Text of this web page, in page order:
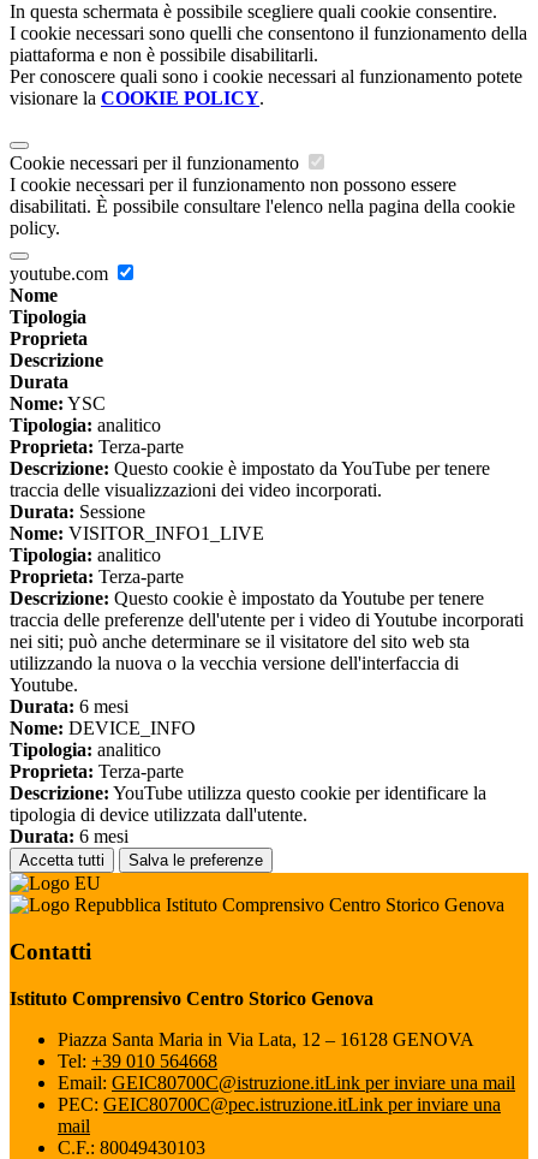
In questa schermata è possibile scegliere quali cookie consentire.
I cookie necessari sono quelli che consentono il funzionamento della
piattaforma e non è possibile disabilitarli.
Per conoscere quali sono i cookie necessari al funzionamento potete
visionare la COOKIE POLICY.
Cookie necessari per il funzionamento
I cookie necessari per il funzionamento non possono essere
disabilitati. È possibile consultare l'elenco nella pagina della cookie
policy.
youtube.com
Nome
Tipologia
Proprieta
Descrizione
Durata
Nome: YSC
Tipologia: analitico
Proprieta: Terza-parte
Descrizione: Questo cookie è impostato da YouTube per tenere
traccia delle visualizzazioni dei video incorporati.
Durata: Sessione
Nome: VISITOR_INFO1_LIVE
Tipologia: analitico
Proprieta: Terza-parte
Descrizione: Questo cookie è impostato da Youtube per tenere
traccia delle preferenze dell'utente per i video di Youtube incorporati
nei siti; può anche determinare se il visitatore del sito web sta
utilizzando la nuova o la vecchia versione dell'interfaccia di
Youtube.
Durata: 6 mesi
Nome: DEVICE_INFO
Tipologia: analitico
Proprieta: Terza-parte
Descrizione: YouTube utilizza questo cookie per identificare la
tipologia di device utilizzata dall'utente.
Durata: 6 mesi
Accetta tutti Salva le preferenze
Istituto Comprensivo Centro Storico Genova
Contatti
Istituto Comprensivo Centro Storico Genova
Piazza Santa Maria in Via Lata, 12 – 16128 GENOVA
Tel: +39 010 564668
Email: GEIC80700C@istruzione.itLink per inviare una mail
PEC: GEIC80700C@pec.istruzione.itLink per inviare una
mail
C.F.: 80049430103